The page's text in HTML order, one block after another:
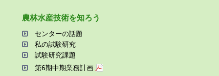
農林⽔産技術を知ろう
センターの話題
私の試験研究
試験研究課題
第6期中期業務計画